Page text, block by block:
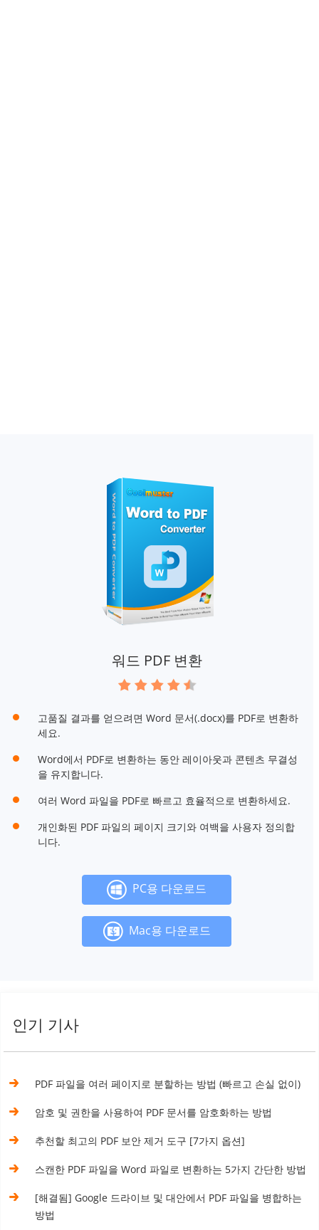
워드 PDF 변환
고품질 결과를 얻으려면 Word 문서(.docx)를 PDF로 변환하
세요.
Word에서 PDF로 변환하는 동안 레이아웃과 콘텐츠 무결성
을 유지합니다.
여러 Word 파일을 PDF로 빠르고 효율적으로 변환하세요.
개인화된 PDF 파일의 페이지 크기와 여백을 사용자 정의합
니다.
PC용 다운로드
Mac용 다운로드
인기 기사
PDF 파일을 여러 페이지로 분할하는 방법 (빠르고 손실 없이)
암호 및 권한을 사용하여 PDF 문서를 암호화하는 방법
추천할 최고의 PDF 보안 제거 도구 [7가지 옵션]
스캔한 PDF 파일을 Word 파일로 변환하는 5가지 간단한 방법
[해결됨] Google 드라이브 및 대안에서 PDF 파일을 병합하는
방법